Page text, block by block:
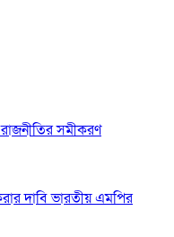
সমীকরণ
দাবি ভারতীয় এমপির